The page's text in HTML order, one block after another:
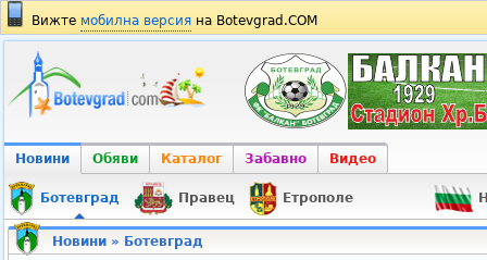
Вижте мобилна версия на Botevgrad.COM
Новини Обяви Каталог Забавно Видео
Ботевград Правец Етрополе
Новини» Ботевград